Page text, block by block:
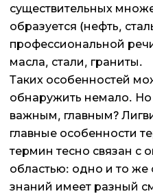
существительных
образуется (нефть,
профессиональной
масла, стали, граниты.
Таких особенностей
обнаружить немало. Но
важным, главным?
главные особенности
термин тесно связан с
областью: одно и то же
знаний имеет разный